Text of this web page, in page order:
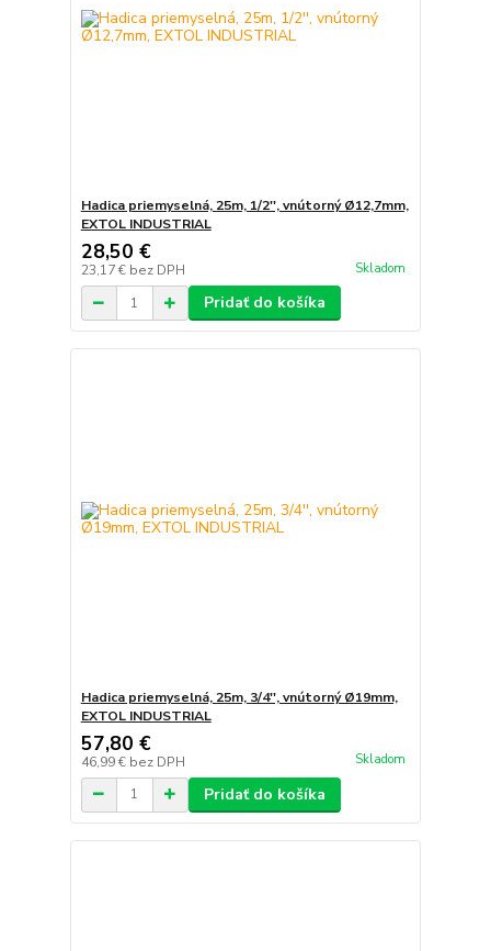
Hadica priemyselná, 25m, 1/2'', vnútorný Ø12,7mm,
EXTOL INDUSTRIAL
28,50 €
23,17 € bez DPH Skladom
Pridať do košíka
Hadica priemyselná, 25m, 3/4'', vnútorný Ø19mm,
EXTOL INDUSTRIAL
57,80 €
46,99 € bez DPH Skladom
Pridať do košíka